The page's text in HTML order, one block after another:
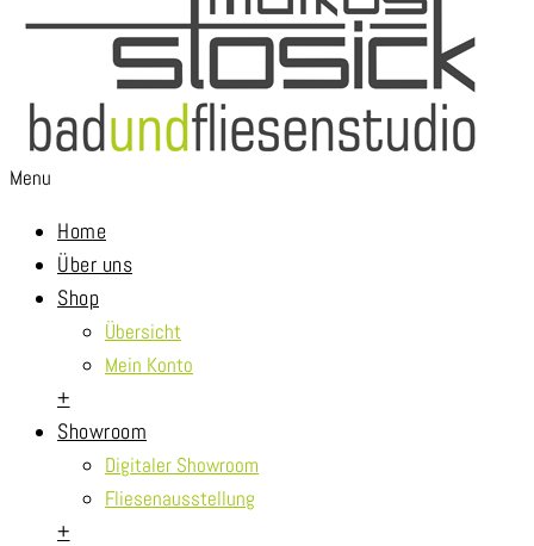
Menu
Home
Über uns
Shop
Übersicht
Mein Konto
+
Showroom
Digitaler Showroom
Fliesenausstellung
+